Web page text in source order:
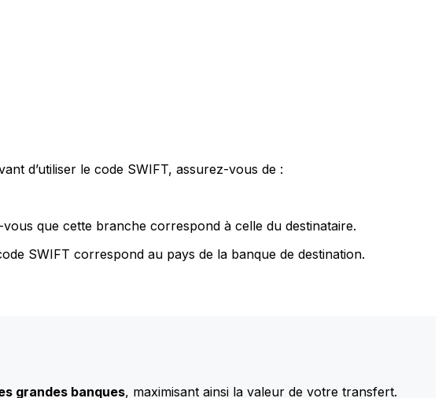
d’utiliser le code SWIFT, assurez-vous de :
que cette branche correspond à celle du destinataire.
SWIFT correspond au pays de la banque de destination.
grandes banques, maximisant ainsi la valeur de votre transfert.